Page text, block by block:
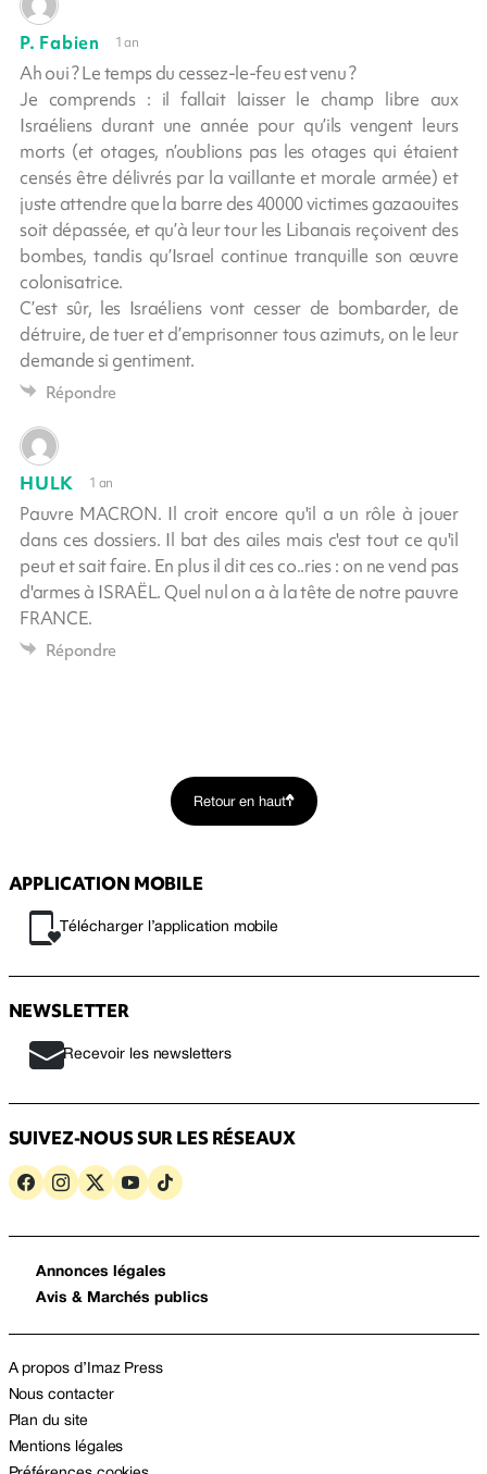
P. Fabien 1 an
Ah oui ? Le temps du cessez-le-feu est venu ?
Je comprends : il fallait laisser le champ libre aux
Israéliens durant une année pour qu’ils vengent leurs
morts (et otages, n’oublions pas les otages qui étaient
censés être délivrés par la vaillante et morale armée) et
juste attendre que la barre des 40000 victimes gazaouites
soit dépassée, et qu’à leur tour les Libanais reçoivent des
bombes, tandis qu’Israel continue tranquille son œuvre
colonisatrice.
C’est sûr, les Israéliens vont cesser de bombarder, de
détruire, de tuer et d’emprisonner tous azimuts, on le leur
demande si gentiment.
Répondre
HULK 1 an
Pauvre MACRON. Il croit encore qu'il a un rôle à jouer
dans ces dossiers. Il bat des ailes mais c'est tout ce qu'il
peut et sait faire. En plus il dit ces co..ries : on ne vend pas
d'armes à ISRAËL. Quel nul on a à la tête de notre pauvre
FRANCE.
Répondre
Retour en haut
APPLICATION MOBILE
Télécharger l’application mobile
NEWSLETTER
Recevoir les newsletters
SUIVEZ-NOUS SUR LES RÉSEAUX
Annonces légales
Avis & Marchés publics
A propos d’Imaz Press
Nous contacter
Plan du site
Mentions légales